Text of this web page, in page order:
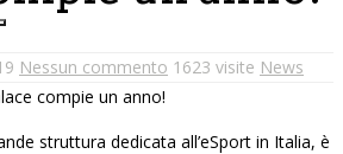
Nessun commento 1623 visite News
struttura dedicata all’eSport in Italia, è